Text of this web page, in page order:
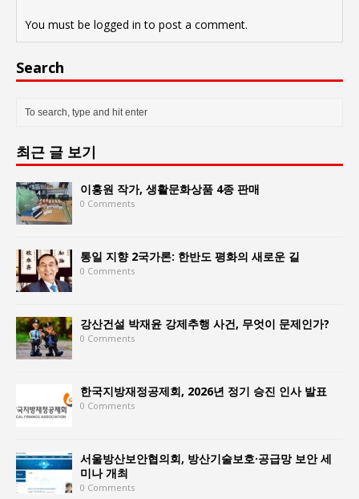
You must be logged in to post a comment.
Search
최근 글 보기
이홍원 작가, 생활문화상품 4종 판매
0 Comments
통일 지향 2국가론: 한반도 평화의 새로운 길
0 Comments
강산건설 박재윤 강제추행 사건, 무엇이 문제인가?
0 Comments
한국지방재정공제회, 2026년 정기 승진 인사 발표
0 Comments
서울방산보안협의회, 방산기술보호·공급망 보안 세
미나 개최
0 Comments